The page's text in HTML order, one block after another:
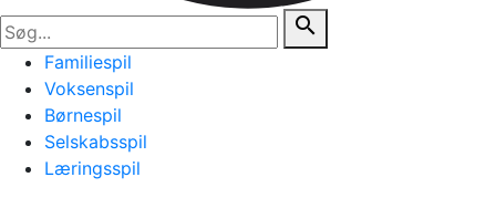
search
Familiespil
Voksenspil
Børnespil
Selskabsspil
Læringsspil